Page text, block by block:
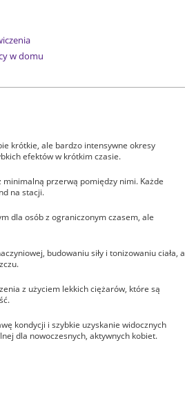
w domu
krótkie, ale bardzo intensywne okresy
efektów w krótkim czasie.
przerwą pomiędzy nimi. Każde
na stacji.
dla osób z ograniczonym czasem, ale
budowaniu siły i tonizowaniu ciała, a
z użyciem lekkich ciężarów, które są
kondycji i szybkie uzyskanie widocznych
dla nowoczesnych, aktywnych kobiet.